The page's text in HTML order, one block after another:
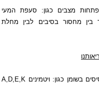
מצבים כגון: סעפת המעי
בין מחסור בסיבים לבין מחלת
בשומן כגון: ויטמינים A,D,E,K